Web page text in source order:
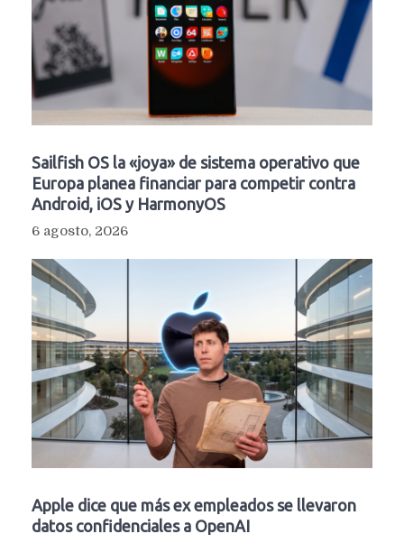
Sailfish OS la «joya» de sistema operativo que
Europa planea financiar para competir contra
Android, iOS y HarmonyOS
6 agosto, 2026
Apple dice que más ex empleados se llevaron
datos confidenciales a OpenAI